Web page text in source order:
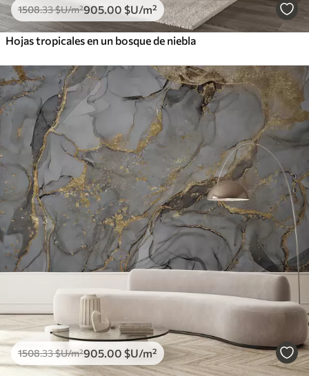
1508.33$U/m²905.00 $U/m²
Hojas tropicales en un bosque de niebla
1508.33$U/m²905.00 $U/m²